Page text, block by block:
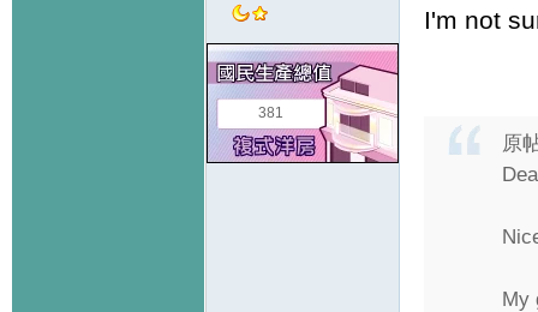
381
I'm not
原
My